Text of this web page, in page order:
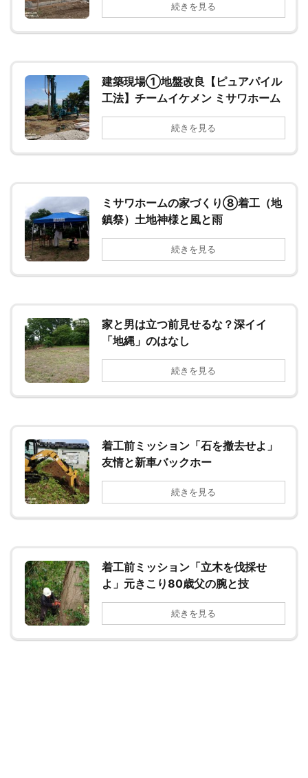
続きを見る
建築現場①地盤改良【ピュアパイル
工法】チームイケメン ミサワホーム
続きを見る
ミサワホームの家づくり⑧着工（地
鎮祭）土地神様と風と雨
続きを見る
家と男は立つ前見せるな？深イイ
「地縄」のはなし
続きを見る
着工前ミッション「石を撤去せよ」
友情と新車バックホー
続きを見る
着工前ミッション「立木を伐採せ
よ」元きこり80歳父の腕と技
続きを見る